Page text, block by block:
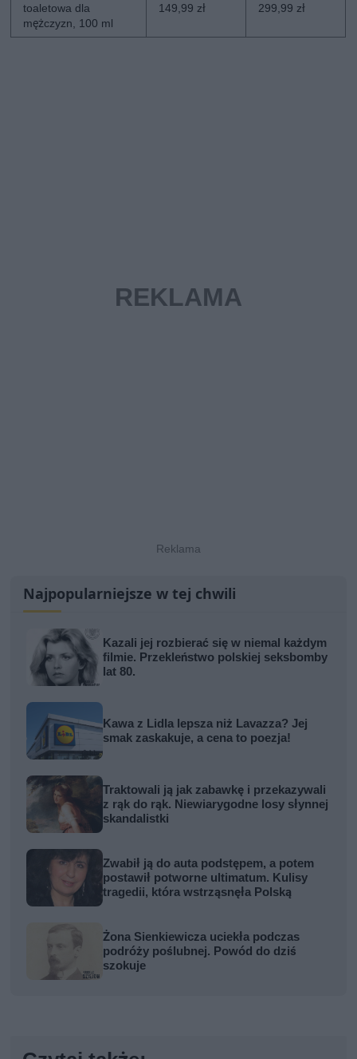
toaletowa dla
mężczyzn, 100 ml
149,99 zł 299,99 zł
Najpopularniejsze w tej chwili
Kazali jej rozbierać się w niemal każdym
filmie. Przekleństwo polskiej seksbomby
lat 80.
Kawa z Lidla lepsza niż Lavazza? Jej
smak zaskakuje, a cena to poezja!
Traktowali ją jak zabawkę i przekazywali
z rąk do rąk. Niewiarygodne losy słynnej
skandalistki
Zwabił ją do auta podstępem, a potem
postawił potworne ultimatum. Kulisy
tragedii, która wstrząsnęła Polską
Żona Sienkiewicza uciekła podczas
podróży poślubnej. Powód do dziś
szokuje